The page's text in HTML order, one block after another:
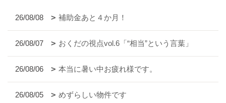
26/08/08 補助金あと４か月！
26/08/07 おくだの視点vol.6「“相当”という言葉」
26/08/06 本当に暑い中お疲れ様です。
26/08/05 めずらしい物件です